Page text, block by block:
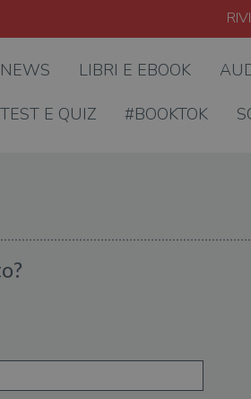
NEWS LIBRI E EBOOK
TEST E QUIZ #BOOKTOK